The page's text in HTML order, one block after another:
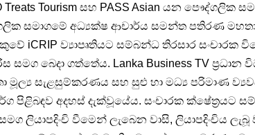
Treats Tourism සහ PASS Asian යන පෞද්ගලික
සමාගමේ අධ්‍යක්ෂ ආචාර්ය සමන්ත පතිරණ
iCRIP ව්‍යාපෘතියට සම්බන්ධ තිරසාර
සමග බෙදා ගත්තේය. Lanka Business TV
සැළසුම්කරණය සහ සුළු හා මධ්‍ය පරිමාණ
පිළිබඳව අදහස් දැක්වූයේය. සංචාරක ක්ෂේත්‍රයට
ලියාපදිංචි වීමෙන් ලැබෙන වාසි, ලියාපදිංචිය